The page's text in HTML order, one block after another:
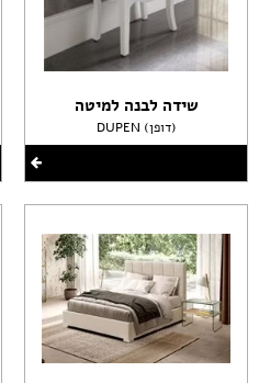
שידה לבנה למיטה
DUPEN (דופן)